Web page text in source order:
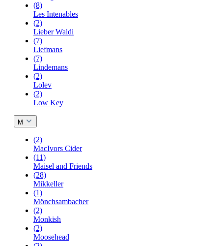
(8)
Les Intenables
(2)
Lieber Waldi
(7)
Liefmans
(7)
Lindemans
(2)
Lolev
(2)
Low Key
M
(2)
MacIvors Cider
(11)
Maisel and Friends
(28)
Mikkeller
(1)
Mönchsambacher
(2)
Monkish
(2)
Moosehead